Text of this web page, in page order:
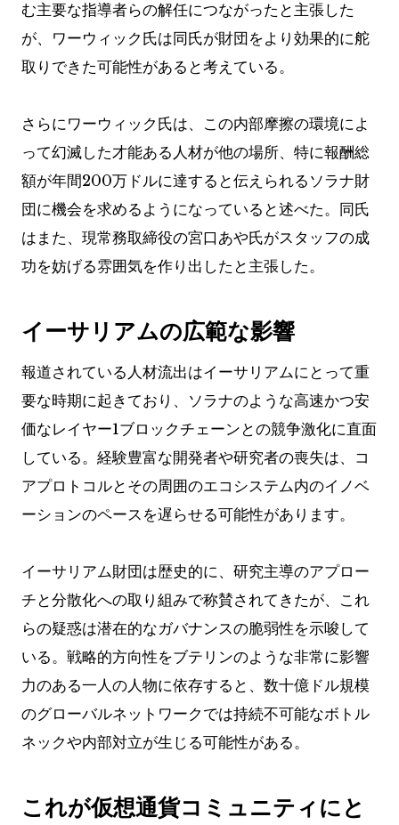
む主要な指導者らの解任につながったと主張した
が、ワーウィック氏は同氏が財団をより効果的に舵
取りできた可能性があると考えている。
さらにワーウィック氏は、この内部摩擦の環境によ
って幻滅した才能ある人材が他の場所、特に報酬総
額が年間200万ドルに達すると伝えられるソラナ財
団に機会を求めるようになっていると述べた。同氏
はまた、現常務取締役の宮口あや氏がスタッフの成
功を妨げる雰囲気を作り出したと主張した。
イーサリアムの広範な影響
報道されている人材流出はイーサリアムにとって重
要な時期に起きており、ソラナのような高速かつ安
価なレイヤー1ブロックチェーンとの競争激化に直面
している。経験豊富な開発者や研究者の喪失は、コ
アプロトコルとその周囲のエコシステム内のイノベ
ーションのペースを遅らせる可能性があります。
イーサリアム財団は歴史的に、研究主導のアプロー
チと分散化への取り組みで称賛されてきたが、これ
らの疑惑は潜在的なガバナンスの脆弱性を示唆して
いる。戦略的方向性をブテリンのような非常に影響
力のある一人の人物に依存すると、数十億ドル規模
のグローバルネットワークでは持続不可能なボトル
ネックや内部対立が生じる可能性がある。
これが仮想通貨コミュニティにと